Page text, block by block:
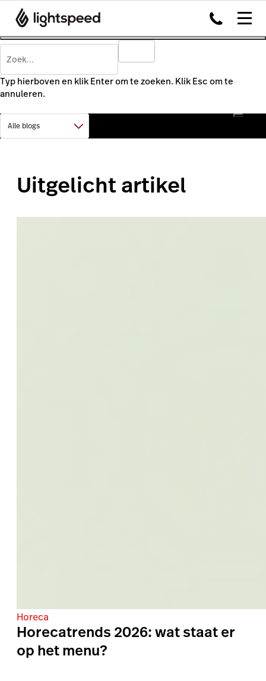
Typ hierboven en klik Enter om te zoeken. Klik Esc om te
annuleren.
Uitgelicht artikel
Horeca
Horecatrends 2026: wat staat er
op het menu?